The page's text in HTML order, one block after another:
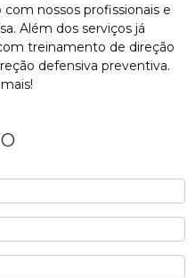
nossos profissionais e
Além dos serviços já
treinamento de direção
defensiva preventiva.